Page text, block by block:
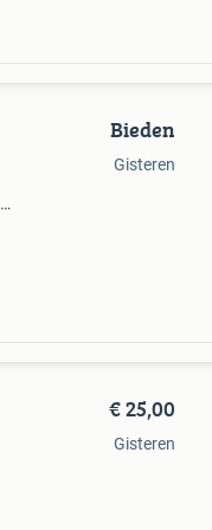
Bieden
Gisteren
€ 25,00
Gisteren